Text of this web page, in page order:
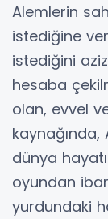
Alemlerin
istediğine
istediğini
hesaba
olan, evvel
dünya
oyundan
yurdundaki